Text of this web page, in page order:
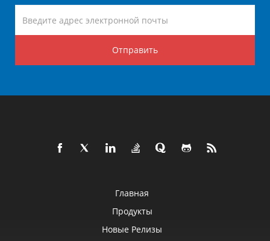
Отправить
Главная
Продукты
Новые Релизы